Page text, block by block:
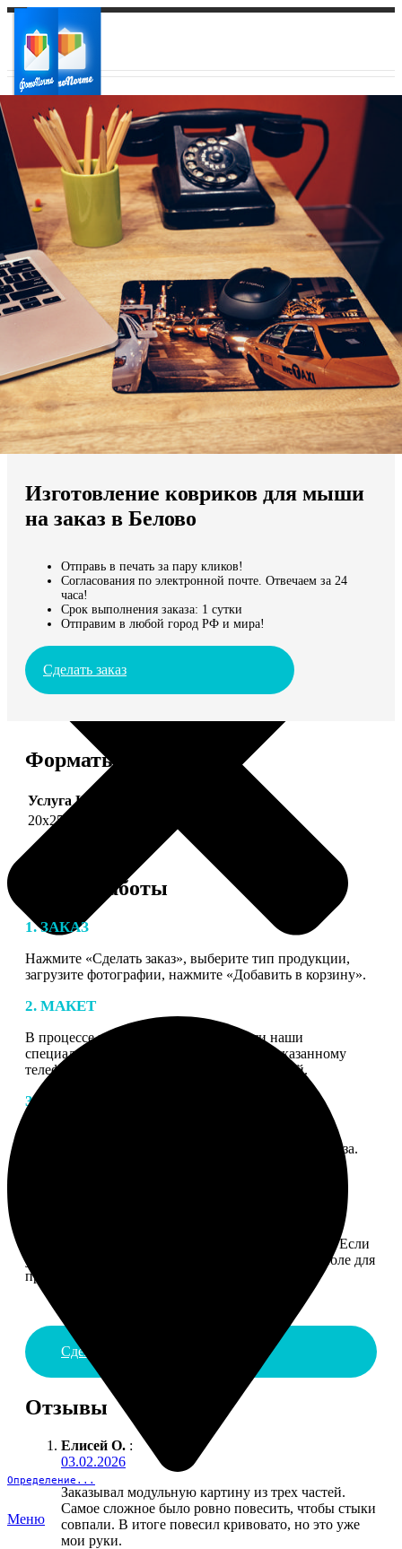
Ваш город:
Ваш регион доставки
Выберите из списка:
Мы доставляем по всему миру
Продолжить без города
Определение...
Меню
Изготовление ковриков для мыши
на заказ в Белово
Отправь в печать за пару кликов!
Согласования по электронной почте. Отвечаем за 24
часа!
Срок выполнения заказа: 1 сутки
Отправим в любой город РФ и мира!
Сделать заказ
Форматы и цены
Услуга Цена, руб.
20х25
Этапы работы
1. ЗАКАЗ
Нажмите «Сделать заказ», выберите тип продукции,
загрузите фотографии, нажмите «Добавить в корзину».
2. МАКЕТ
В процессе подготовки заказа к печати наши
специалисты могут связаться с Вами по указанному
телефону или email для согласования деталей.
3. ИЗГОТОВЛЕНИЕ
получите подтверждение на email с описанием заказа.
Введите адрес и выберите способ доставки заказа. Если
у вас есть промокод, введите его в специальное поле для
промокода.
Сделать заказ
Отзывы
Елисей О. :
03.02.2026
Заказывал модульную картину из трех частей.
Самое сложное было ровно повесить, чтобы стыки
совпали. В итоге повесил кривовато, но это уже
мои руки.